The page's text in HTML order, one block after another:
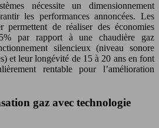
nécessite un dimensionnement
les performances annoncées. Les
permettent de réaliser des économies
par rapport à une chaudière gaz
silencieux (niveau sonore
et leur longévité de 15 à 20 ans en font
rentable pour l’amélioration
gaz avec technologie